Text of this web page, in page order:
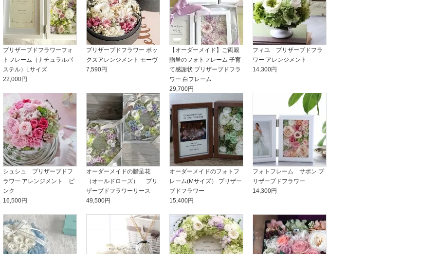
プリザーブドフラワーフォ
トフレーム（ナチュラルパ
ステル）Lサイズ
22,000円
プリザーブドフラワー ボッ
クスアレンジメント モーヴ
7,590円
【オーダーメイド】ご両親
贈呈のフォトフレーム 子育
て感謝状 プリザーブドフラ
ワー 白フレーム
29,700円
フィユ プリザーブドフラ
ワー アレンジメント
14,300円
シュシュ プリザーブドフ
ラワー アレンジメント ピ
ンク
16,500円
オーダーメイドの贈呈花
（オールドローズ） プリ
ザーブドフラワーリース
49,500円
オーダーメイドのフォトフ
レーム(Mサイズ） プリザー
ブドフラワー
15,400円
フォトフレーム サボン プ
リザーブドフラワー
14,300円